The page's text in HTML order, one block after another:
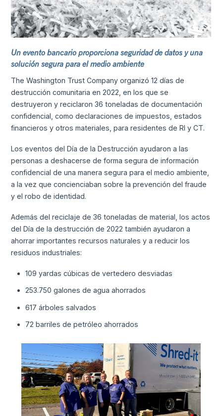
Un evento bancario proporciona seguridad de datos y una
solución segura para el medio ambiente
The Washington Trust Company organizó 12 días de
destrucción comunitaria en 2022, en los que se
destruyeron y reciclaron 36 toneladas de documentación
confidencial, como declaraciones de impuestos, estados
financieros y otros materiales, para residentes de RI y CT.
Los eventos del Día de la Destrucción ayudaron a las
personas a deshacerse de forma segura de información
confidencial de una manera segura para el medio ambiente,
a la vez que concienciaban sobre la prevención del fraude
y el robo de identidad.
Además del reciclaje de 36 toneladas de material, los actos
del Día de la destrucción de 2022 también ayudaron a
ahorrar importantes recursos naturales y a reducir los
residuos industriales:
109 yardas cúbicas de vertedero desviadas
253.750 galones de agua ahorrados
617 árboles salvados
72 barriles de petróleo ahorrados
skip
slider
carousel
Displaying
slide
End
slider
carousel